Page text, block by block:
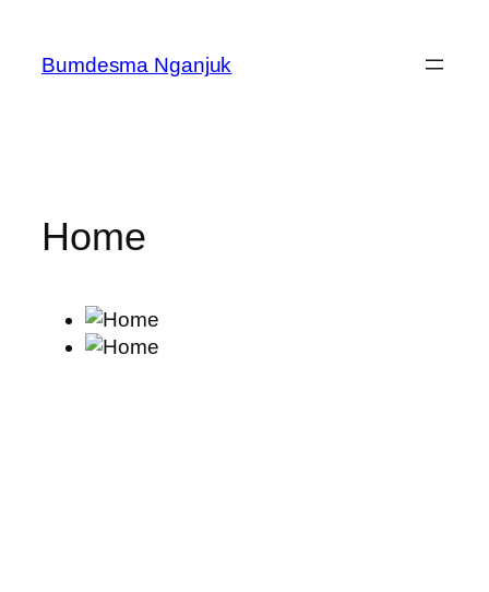
content
Bumdesma Nganjuk
Home